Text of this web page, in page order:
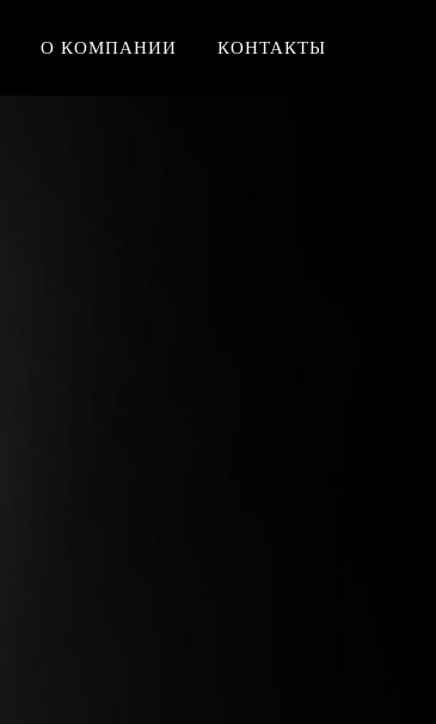
О КОМПАНИИ КОНТАКТЫ